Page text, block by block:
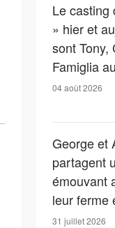
Le casting
» hier et
sont Tony,
Famiglia
04 août 2026
George et
partagent
émouvant
leur ferme
des feux
31 juillet 2026